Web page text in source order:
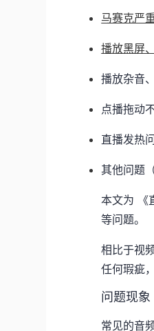
马赛克严
播放黑屏
播放杂音
点播拖动
直播发热
其他问题
本文为 《
等问题。
相比于视
任何瑕疵
问题现象
常见的音